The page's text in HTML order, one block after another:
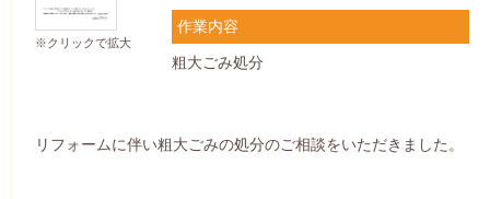
※クリックで拡大
作業内容
粗大ごみ処分
リフォームに伴い粗大ごみの処分のご相談をいただきました。